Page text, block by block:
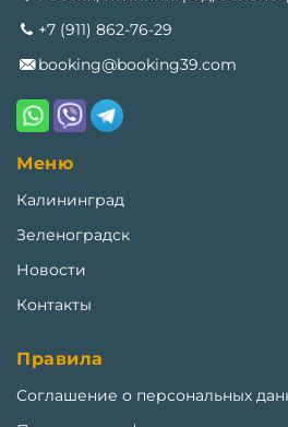
+7 (911) 862-76-29
booking@booking39.com
Меню
Калининград
Зеленоградск
Новости
Контакты
Правила
Соглашение о персональных